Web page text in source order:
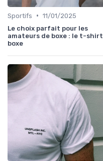
Sportifs • 11/01/2025
Le choix parfait pour les
amateurs de boxe : le t-shirt
boxe